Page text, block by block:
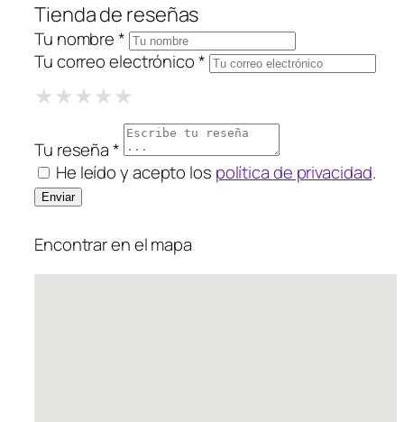
Tienda de reseñas
Tu nombre *
Tu correo electrónico *
★1 Star
★★2 Stars
★★★3 Stars
★★★★4 Stars
★★★★★
Tu reseña *
He leído y acepto los política de privacidad.
Encontrar en el mapa